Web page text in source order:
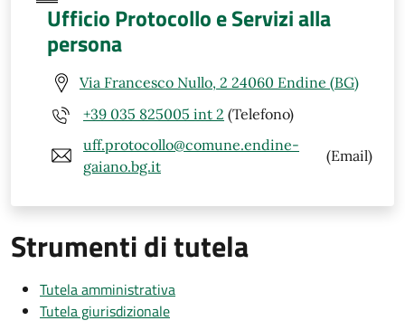
Ufficio Protocollo e Servizi alla
persona
Via Francesco Nullo, 2 24060 Endine (BG)
+39 035 825005 int 2 (Telefono)
uff.protocollo@comune.endine-
gaiano.bg.it
(Email)
Strumenti di tutela
Tutela amministrativa
Tutela giurisdizionale